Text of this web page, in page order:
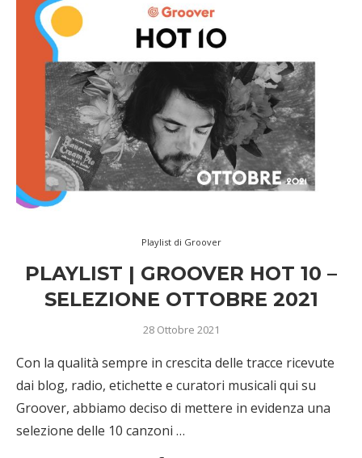
Playlist di Groover
PLAYLIST | GROOVER HOT 10 –
SELEZIONE OTTOBRE 2021
28 Ottobre 2021
Con la qualità sempre in crescita delle tracce ricevute
dai blog, radio, etichette e curatori musicali qui su
Groover, abbiamo deciso di mettere in evidenza una
selezione delle 10 canzoni …